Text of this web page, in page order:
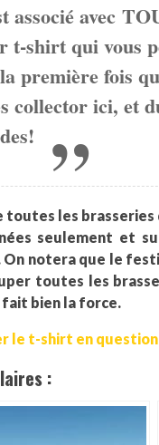
associé avec
t-shirt qui vous
première fois
collector ici, et
toutes les
seulement et
notera que le
toutes les
bien la force.
le t-shirt en
: